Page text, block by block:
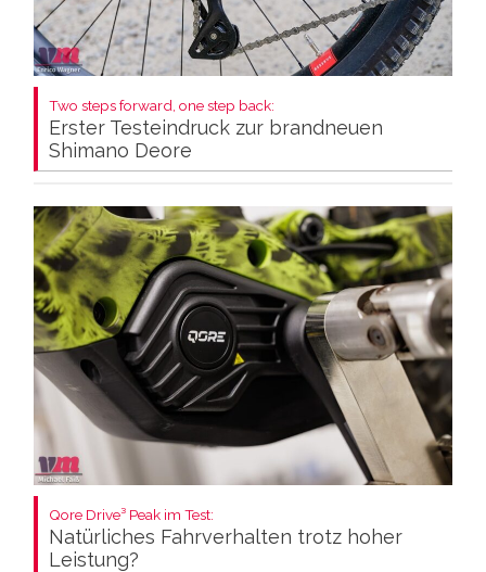
Two steps forward, one step back:
Erster Testeindruck zur brandneuen
Shimano Deore
Qore Drive³ Peak im Test:
Natürliches Fahrverhalten trotz hoher
Leistung?